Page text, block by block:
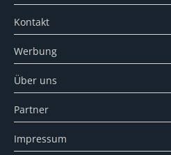
Kontakt
Werbung
Über uns
Partner
Impressum